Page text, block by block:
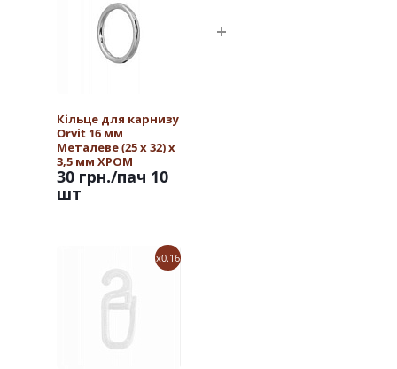
Кільце для карнизу
Orvit 16 мм
Металеве (25 х 32) х
3,5 мм ХРОМ
30 грн./пач 10
шт
x0.16